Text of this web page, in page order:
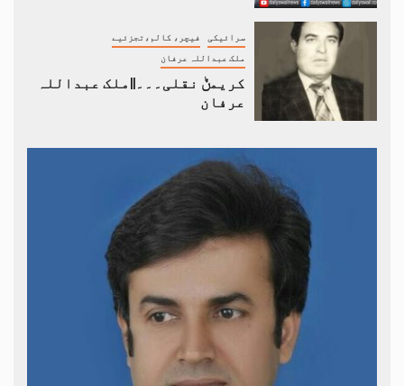
سرائیکی فیچر، کالم،تجزئیے
ملک عبداللہ عرفان
کریمݨ نقلی۔۔۔||ملک عبداللہ
عرفان